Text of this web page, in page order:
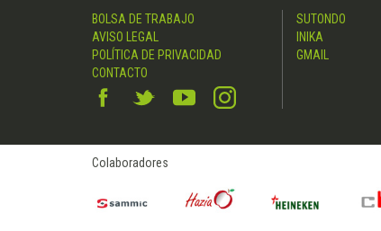
BOLSA DE TRABAJO
AVISO LEGAL
POLÍTICA DE PRIVACIDAD
CONTACTO
SUTONDO
INIKA
GMAIL
Colaboradores